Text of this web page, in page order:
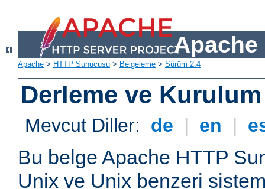
Apache
Apache > HTTP Sunucusu > Belgeleme > Sürüm 2.4
Derleme ve Kurulum
Mevcut Diller: de | en |
Bu belge Apache HTTP
Unix ve Unix benzeri